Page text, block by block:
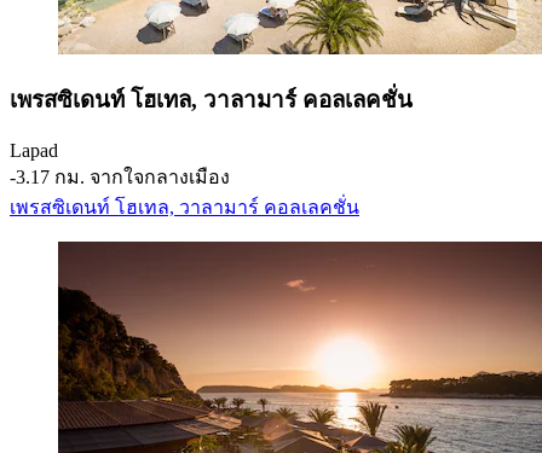
เพรสซิเดนท์ โฮเทล, วาลามาร์ คอลเลคชั่น
Lapad
‐3.17 กม. จากใจกลางเมือง
เพรสซิเดนท์ โฮเทล, วาลามาร์ คอลเลคชั่น